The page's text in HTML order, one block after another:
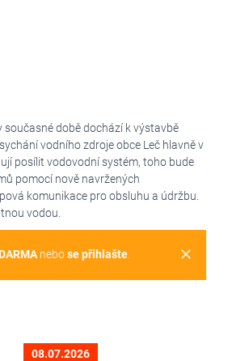
současné době dochází k výstavbě
vodního zdroje obce Leč hlavně v
posílit vodovodní systém, toho bude
pomocí nově navržených
komunikace pro obsluhu a údržbu.
vodou.
clear
nebose přihlašte.
08.07.2026